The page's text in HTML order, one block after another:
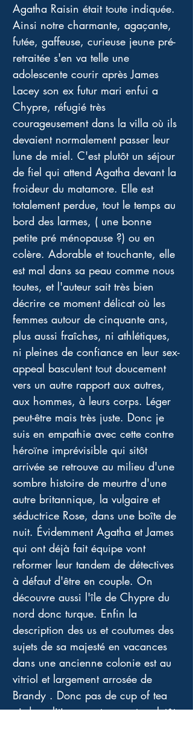
Agatha Raisin était toute indiquée.
Ainsi notre charmante, agaçante,
futée, gaffeuse, curieuse jeune pré-
retraitée s'en va telle une
adolescente courir après James
Lacey son ex futur mari enfui a
Chypre, réfugié très
courageusement dans la villa où ils
devaient normalement passer leur
lune de miel. C'est plutôt un séjour
de fiel qui attend Agatha devant la
froideur du matamore. Elle est
totalement perdue, tout le temps au
bord des larmes, ( une bonne
petite pré ménopause ?) ou en
colère. Adorable et touchante, elle
est mal dans sa peau comme nous
toutes, et l'auteur sait très bien
décrire ce moment délicat où les
femmes autour de cinquante ans,
plus aussi fraîches, ni athlétiques,
ni pleines de confiance en leur sex-
appeal basculent tout doucement
vers un autre rapport aux autres,
aux hommes, à leurs corps. Léger
peut-être mais très juste. Donc je
suis en empathie avec cette contre
héroïne imprévisible qui sitôt
arrivée se retrouve au milieu d'une
sombre histoire de meurtre d'une
autre britannique, la vulgaire et
séductrice Rose, dans une boîte de
nuit. Évidemment Agatha et James
qui ont déjà fait équipe vont
reformer leur tandem de détectives
à défaut d'être en couple. On
découvre aussi l'île de Chypre du
nord donc turque. Enfin la
description des us et coutumes des
sujets de sa majesté en vacances
dans une ancienne colonie est au
vitriol et largement arrosée de
Brandy . Donc pas de cup of tea
ni de politiquement correcte, plutôt